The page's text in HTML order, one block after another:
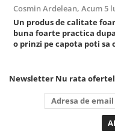
Sistem Vibro-Power
Sisteme de ridicare si
Capre Auto
Surubelnite Si Biti
Truse de biti
Cosmin Ardelean, Acum 5
Un produs de calitate
buna foarte practica
o prinzi pe capota poti sa
puternica si de la baterie
tine destul de mult dar
bagi la priza nu mai ai
toata ziua ,ce...
Newsletter Nu rata